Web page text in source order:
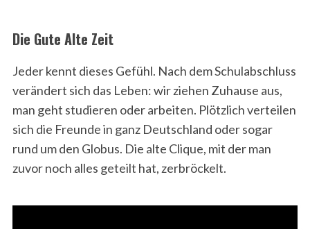
Die Gute Alte Zeit
Jeder kennt dieses Gefühl. Nach dem Schulabschluss
verändert sich das Leben: wir ziehen Zuhause aus,
man geht studieren oder arbeiten. Plötzlich verteilen
sich die Freunde in ganz Deutschland oder sogar
rund um den Globus. Die alte Clique, mit der man
zuvor noch alles geteilt hat, zerbröckelt.